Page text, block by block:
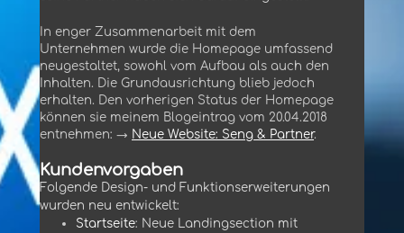
In enger Zusammenarbeit mit dem
Unternehmen wurde die Homepage umfassend
neugestaltet, sowohl vom Aufbau als auch den
Inhalten. Die Grundausrichtung blieb jedoch
erhalten. Den vorherigen Status der Homepage
können sie meinem Blogeintrag vom 20.04.2018
entnehmen: → Neue Website: Seng & Partner.
Kundenvorgaben
Folgende Design- und Funktionserweiterungen
wurden neu entwickelt:
Startseite: Neue Landingsection mit